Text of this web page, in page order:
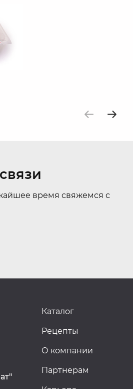
время свяжемся с
Каталог
Рецепты
О компании
Партнерам